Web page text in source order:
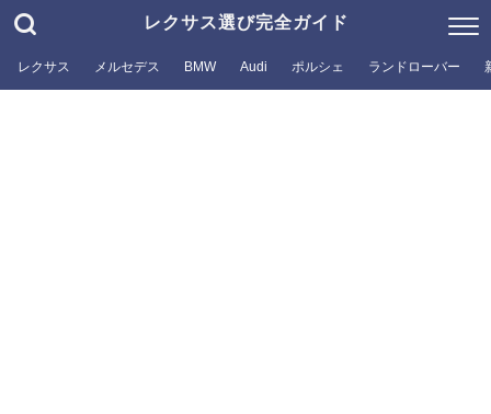
レクサス選び完全ガイド
レクサス メルセデス BMW Audi ポルシェ ランドローバー